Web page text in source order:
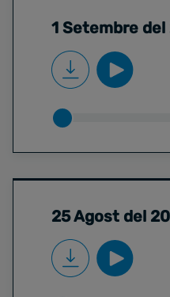
1 Setembre del
25 Agost del